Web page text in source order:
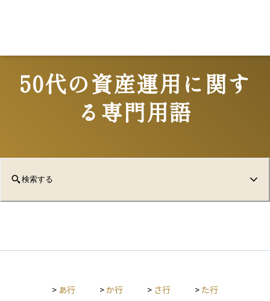
50代の資産運用に関す
る専門用語
検索する
> あ行 >か行 > さ行 > た行